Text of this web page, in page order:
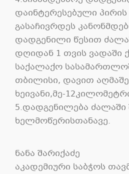
დაინტერესებული
გასაჩივრდეს
დადგენილი წესით
დღიდან 1 თვის ვადაში
საქალაქო
თბილისი, დავით
ხეივანი,მე-
5.დადგენილება ძალაში
ხელმოწერისთანავე.
ნანა შარიქაძე
აკადემიური საბჭოს